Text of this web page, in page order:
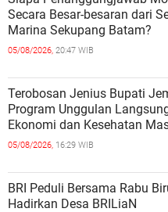
Secara Besar-besaran dari
Marina Sekupang Batam?
05/08/2026, 20:47 WIB
Terobosan Jenius Bupati
Program Unggulan
Ekonomi dan Kesehatan
05/08/2026, 16:29 WIB
BRI Peduli Bersama Rabu
Hadirkan Desa BRILiaN